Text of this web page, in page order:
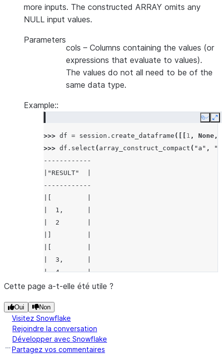
more inputs. The constructed ARRAY omits any
NULL input values.
Parameters
cols – Columns containing the values (or
expressions that evaluate to values).
The values do not all need to be of the
same data type.
Example::
Copy
>>> df = session . create_dataframe ([[ 1 , None ,
>>> df . select ( array_construct_compact ( "a" ,
------------
|"RESULT"  |
------------
|  1,      |
|  2       |
|  3,      |
|  4       |
|]         |
Cette page a-t-elle été utile ?
Oui Non
Visitez Snowflake
Rejoindre la conversation
Développer avec Snowflake
Partagez vos commentaires